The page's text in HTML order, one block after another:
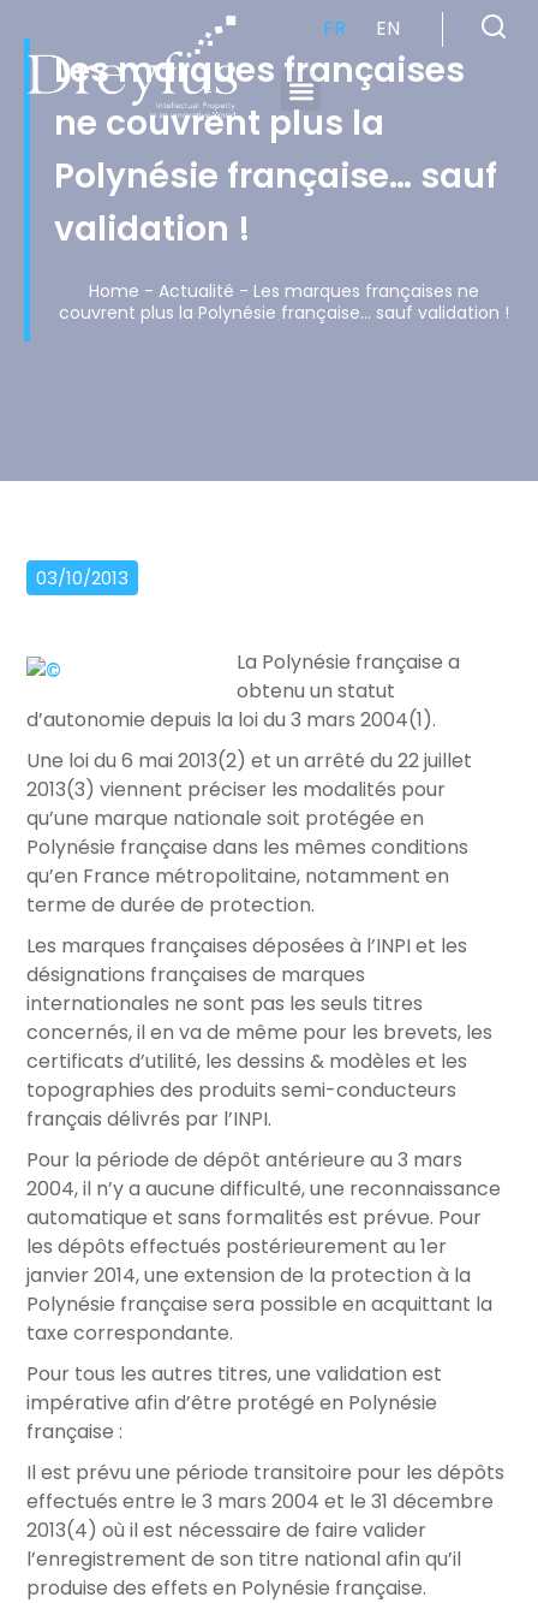
FR EN
Les marques françaises
ne couvrent plus la
Polynésie française… sauf
validation !
Home - Actualité - Les marques françaises ne
couvrent plus la Polynésie française… sauf validation !
03/10/2013
La Polynésie française a
obtenu un statut
d’autonomie depuis la loi du 3 mars 2004(1).
Une loi du 6 mai 2013(2) et un arrêté du 22 juillet
2013(3) viennent préciser les modalités pour
qu’une marque nationale soit protégée en
Polynésie française dans les mêmes conditions
qu’en France métropolitaine, notamment en
terme de durée de protection.
Les marques françaises déposées à l’INPI et les
désignations françaises de marques
internationales ne sont pas les seuls titres
concernés, il en va de même pour les brevets, les
certificats d’utilité, les dessins & modèles et les
topographies des produits semi-conducteurs
français délivrés par l’INPI.
Pour la période de dépôt antérieure au 3 mars
2004, il n’y a aucune difficulté, une reconnaissance
automatique et sans formalités est prévue. Pour
les dépôts effectués postérieurement au 1er
janvier 2014, une extension de la protection à la
Polynésie française sera possible en acquittant la
taxe correspondante.
Pour tous les autres titres, une validation est
impérative afin d’être protégé en Polynésie
française :
Il est prévu une période transitoire pour les dépôts
effectués entre le 3 mars 2004 et le 31 décembre
2013(4) où il est nécessaire de faire valider
l’enregistrement de son titre national afin qu’il
produise des effets en Polynésie française.